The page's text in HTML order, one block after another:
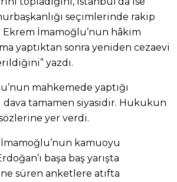
seçimlerinde rakip
Ekrem İmamoğlu’nun hâkim
yaptıktan sonra yeniden cezaevi
yazdı.
mahkemede yaptığı
dava tamamen siyasidir. Hukukun
yer verdi.
kamuoyu
başa baş yarışta
süren anketlere atıfta